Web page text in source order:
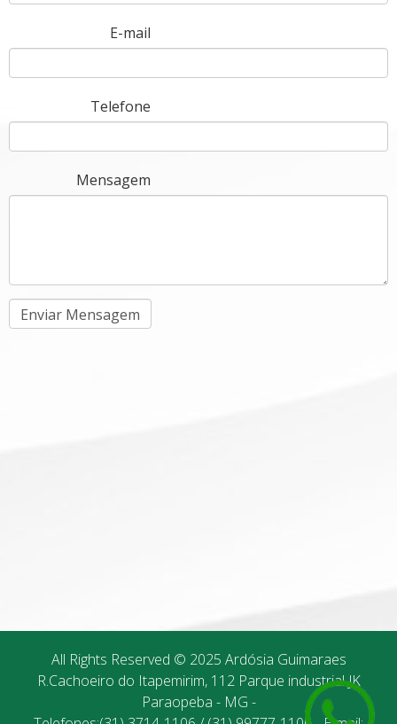
E-mail
Telefone
Mensagem
All Rights Reserved © 2025 Ardósia Guimaraes
R.Cachoeiro do Itapemirim, 112 Parque industrial JK
Paraopeba - MG -